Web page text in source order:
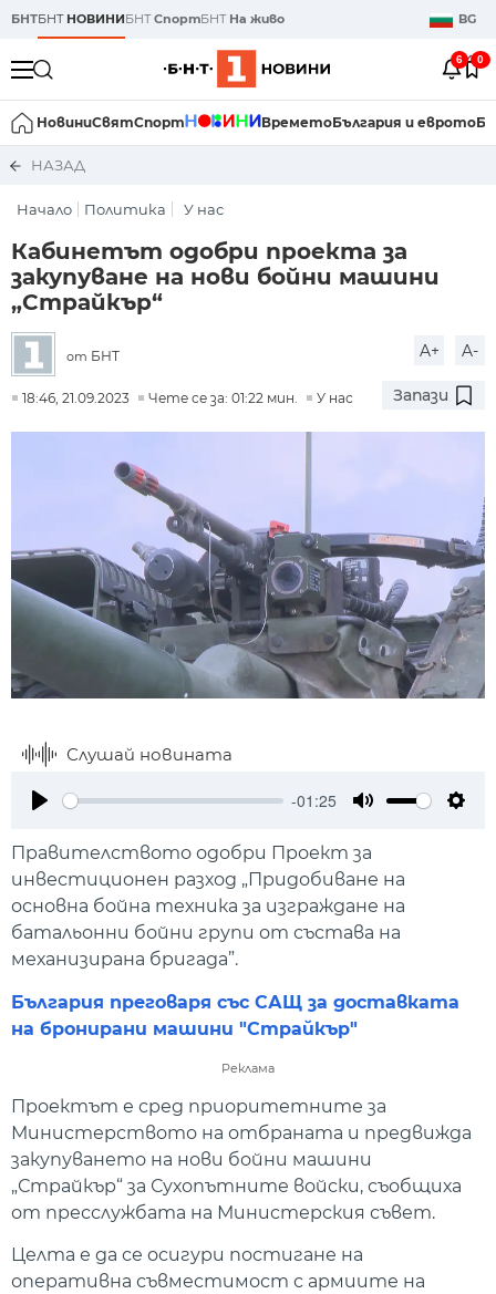
БНТБНТ НОВИНИБНТСпортБНТ На живо BG
6 0
НовиниСвятСпорт ВреметоБългария и еврото
НАЗАД
Начало Политика У нас
Кабинетът одобри проекта за
закупуване на нови бойни машини
„Страйкър“
от БНТ A+ A-
18:46, 21.09.2023 Чете се за: 01:22 мин. У нас Запази
Слушай новината
-01:25
Правителството одобри Проект за
инвестиционен разход „Придобиване на
основна бойна техника за изграждане на
батальонни бойни групи от състава на
механизирана бригада”.
България преговаря със САЩ за доставката
на бронирани машини "Страйкър"
Реклама
Проектът е сред приоритетните за
Министерството на отбраната и предвижда
закупуването на нови бойни машини
„Страйкър“ за Сухопътните войски, съобщиха
от пресслужбата на Министерския съвет.
Целта е да се осигури постигане на
оперативна съвместимост с армиите на